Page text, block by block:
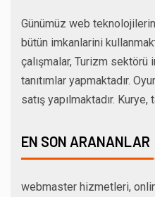
Günümüz web
bütün imkanlarini
çalışmalar, Turizm sektörü
tanıtımlar yapmaktadır.
satış yapılmaktadır.
EN SON ARANANLAR
webmaster hizmetleri,